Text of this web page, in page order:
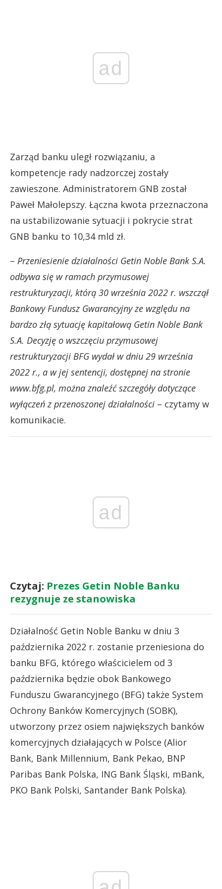
ad
Zarząd banku uległ rozwiązaniu, a
kompetencje rady nadzorczej zostały
zawieszone. Administratorem GNB został
Paweł Małolepszy. Łączna kwota przeznaczona
na ustabilizowanie sytuacji i pokrycie strat
GNB banku to 10,34 mld zł.
– Przeniesienie działalności Getin Noble Bank S.A.
odbywa się w ramach przymusowej
restrukturyzacji, którą 30 września 2022 r. wszczął
Bankowy Fundusz Gwarancyjny ze względu na
bardzo złą sytuację kapitałową Getin Noble Bank
S.A. Decyzję o wszczęciu przymusowej
restrukturyzacji BFG wydał w dniu 29 września
2022 r., a w jej sentencji, dostępnej na stronie
www.bfg.pl, można znaleźć szczegóły dotyczące
wyłączeń z przenoszonej działalności – czytamy w
komunikacie.
ad
Czytaj: Prezes Getin Noble Banku
rezygnuje ze stanowiska
Działalność Getin Noble Banku w dniu 3
października 2022 r. zostanie przeniesiona do
banku BFG, którego właścicielem od 3
października będzie obok Bankowego
Funduszu Gwarancyjnego (BFG) także System
Ochrony Banków Komercyjnych (SOBK),
utworzony przez osiem największych banków
komercyjnych działających w Polsce (Alior
Bank, Bank Millennium, Bank Pekao, BNP
Paribas Bank Polska, ING Bank Śląski, mBank,
PKO Bank Polski, Santander Bank Polska).